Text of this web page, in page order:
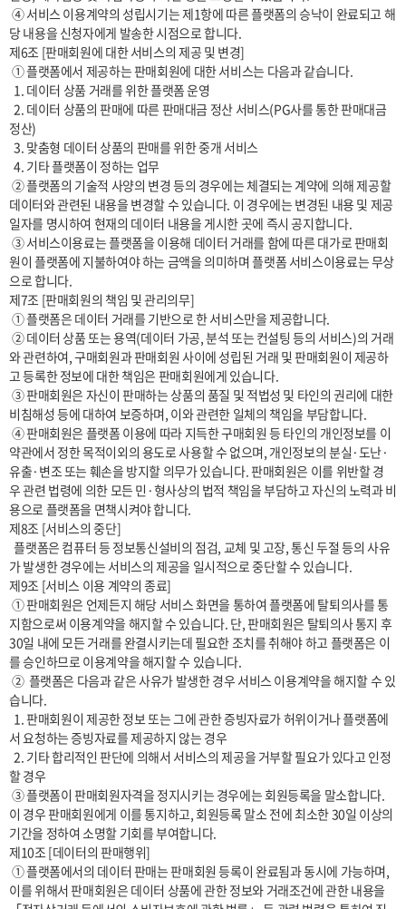
당 내용을 신청자에게 발송한 시점으로 합니다.
제6조 [판매회원에 대한 서비스의 제공 및 변경]
  2. 데이터 상품의 판매에 따른 판매대금 정산 서비스(PG사를 통한 판매대금
정산)
  3. 맞춤형 데이터 상품의 판매를 위한 중개 서비스
  4. 기타 플랫폼이 정하는 업무
데이터와 관련된 내용을 변경할 수 있습니다. 이 경우에는 변경된 내용 및 제공
일자를 명시하여 현재의 데이터 내용을 게시한 곳에 즉시 공지합니다.
원이 플랫폼에 지불하여야 하는 금액을 의미하며 플랫폼 서비스이용료는 무상
으로 합니다.
제7조 [판매회원의 책임 및 관리의무]
와 관련하여, 구매회원과 판매회원 사이에 성립된 거래 및 판매회원이 제공하
고 등록한 정보에 대한 책임은 판매회원에게 있습니다.
비침해성 등에 대하여 보증하며, 이와 관련한 일체의 책임을 부담합니다.
약관에서 정한 목적이외의 용도로 사용할 수 없으며, 개인정보의 분실·도난·
유출·변조 또는 훼손을 방지할 의무가 있습니다. 판매회원은 이를 위반할 경
우 관련 법령에 의한 모든 민·형사상의 법적 책임을 부담하고 자신의 노력과 비
용으로 플랫폼을 면책시켜야 합니다.
제8조 [서비스의 중단]
  플랫폼은 컴퓨터 등 정보통신설비의 점검, 교체 및 고장, 통신 두절 등의 사유
가 발생한 경우에는 서비스의 제공을 일시적으로 중단할 수 있습니다.
제9조 [서비스 이용 계약의 종료]
지함으로써 이용계약을 해지할 수 있습니다. 단, 판매회원은 탈퇴의사 통지 후
30일 내에 모든 거래를 완결시키는데 필요한 조치를 취해야 하고 플랫폼은 이
를 승인하므로 이용계약을 해지할 수 있습니다.
습니다.
서 요청하는 증빙자료를 제공하지 않는 경우
  2. 기타 합리적인 판단에 의해서 서비스의 제공을 거부할 필요가 있다고 인정
할 경우
이 경우 판매회원에게 이를 통지하고, 회원등록 말소 전에 최소한 30일 이상의
기간을 정하여 소명할 기회를 부여합니다.
제10조 [데이터의 판매행위]
이를 위해서 판매회원은 데이터 상품에 관한 정보와 거래조건에 관한 내용을